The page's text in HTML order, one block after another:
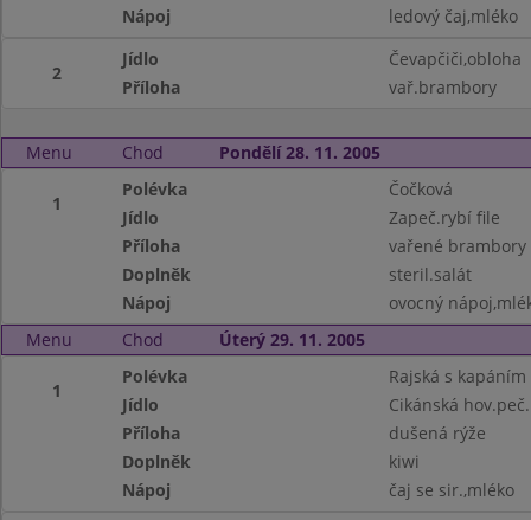
Nápoj
ledový čaj,mléko
2
Jídlo
Čevapčiči,obloha
Příloha
vař.brambory
Menu Chod Pondělí 28. 11. 2005
1
Polévka
Čočková
Jídlo
Zapeč.rybí file
Příloha
vařené brambory
Doplněk
steril.salát
Nápoj
ovocný
Menu
Chod Úterý 29. 11. 2005
1
Polévka
Rajská s kapáním
Jídlo
Cikánská hov.peč.
Příloha
dušená rýže
Doplněk
kiwi
Nápoj
čaj se sir.,mléko